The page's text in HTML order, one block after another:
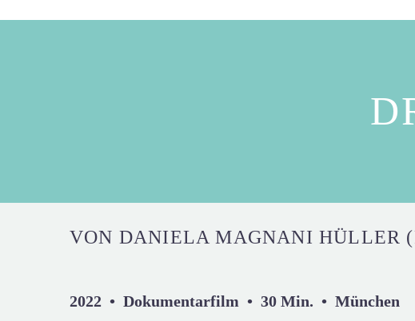
VON DANIELA MAGNANI HÜLLER
2022 • Dokumentarfilm • 30 Min. • München